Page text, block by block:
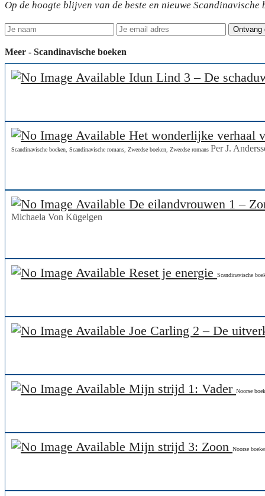
Op de hoogte blijven van de beste en nieuwe
Meer - Scandinavische boeken
Idun Lind 3 – De
Het wonderlijke verhaal
Scandinavische boeken Scandinavische romans Zweedse boeken Zweedse romans Per J.
De eilandvrouwen 1 –
Michaela Von Kügelgen
Reset je energie Scandinavische
Joe Carling 2 – De
Mijn strijd 1: Vader Noorse
Mijn strijd 3: Zoon Noorse